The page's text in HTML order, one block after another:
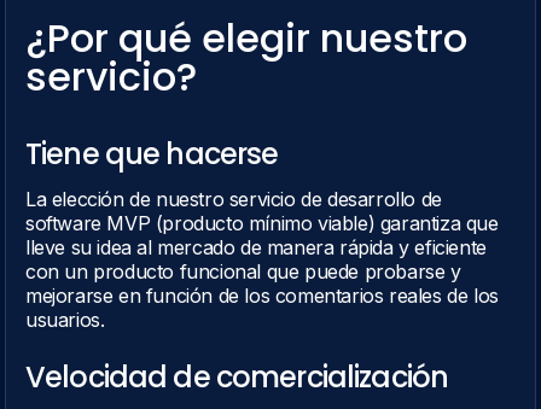
¿Por qué elegir nuestro
servicio?
Tiene que hacerse
La elección de nuestro servicio de desarrollo de
software MVP (producto mínimo viable) garantiza que
lleve su idea al mercado de manera rápida y eficiente
con un producto funcional que puede probarse y
mejorarse en función de los comentarios reales de los
usuarios.
Velocidad de comercialización